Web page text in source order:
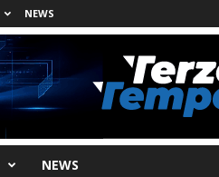
NEWS
NEWS